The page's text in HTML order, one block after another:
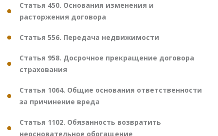
Статья 450. Основания изменения и
расторжения договора
Статья 556. Передача недвижимости
Статья 958. Досрочное прекращение договора
страхования
Статья 1064. Общие основания ответственности
за причинение вреда
Статья 1102. Обязанность возвратить
неосновательное обогащение